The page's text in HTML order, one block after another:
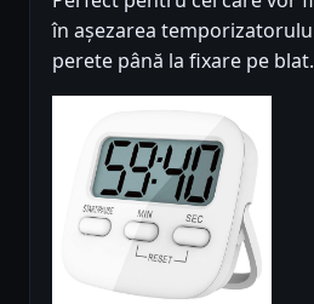
în așezarea
perete până la fixare pe blat.